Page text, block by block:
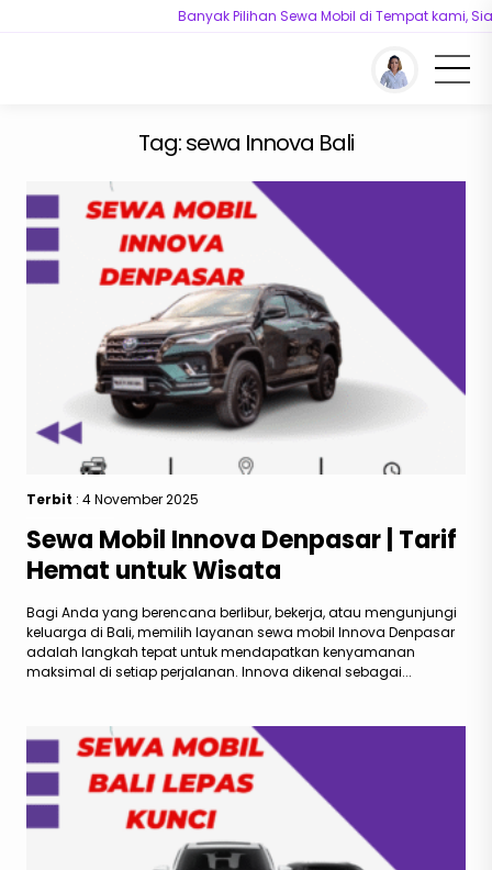
Banyak Pilihan Sewa Mobil di Tempat kami,
You are here :Beranda/Tag "sewa Innova Bali"
Tag:sewa Innova Bali
Terbit : 4 November 2025
Sewa Mobil Innova Denpasar | Tarif
Hemat untuk Wisata
Bagi Anda yang berencana berlibur, bekerja, atau mengunjungi
keluarga di Bali, memilih layanan sewa mobil Innova Denpasar
adalah langkah tepat untuk mendapatkan kenyamanan
maksimal di setiap perjalanan. Innova dikenal sebagai...